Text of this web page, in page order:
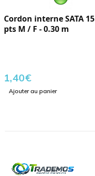
Cordon interne SATA 15
pts M / F - 0.30 m
1,40€
Ajouter au panier